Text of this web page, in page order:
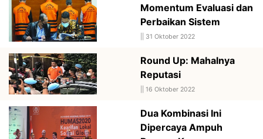
Momentum Evaluasi dan
Perbaikan Sistem
31 Oktober 2022
Round Up: Mahalnya
Reputasi
16 Oktober 2022
Dua Kombinasi Ini
Dipercaya Ampuh